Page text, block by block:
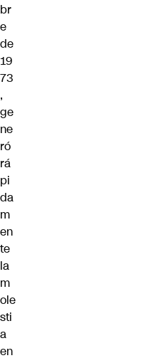
br
e
de
19
73
,
ge
ne
ró
rá
pi
da
m
en
te
la
m
ole
sti
a
en